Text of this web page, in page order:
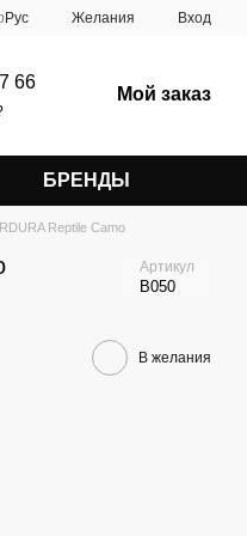
Рус Желания Вход
66
Мой заказ
БРЕНДЫ
Reptile Camo
Артикул
B050
В желания